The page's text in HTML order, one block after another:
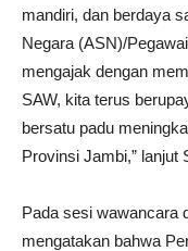
mandiri, dan berdaya
Negara (ASN)/
mengajak dengan
SAW, kita terus
bersatu padu
Provinsi Jambi,” lanjut
Pada sesi wawancara
mengatakan bahwa